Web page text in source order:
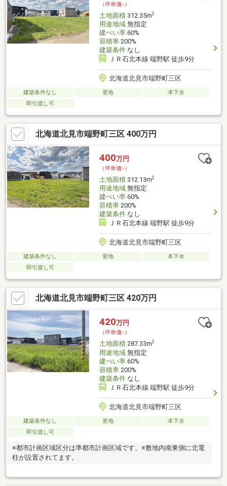
（坪単価:-）
土地面積312.35m2
用途地域無指定
建ぺい率60%
容積率200%
建築条件なし
ＪＲ石北本線 端野駅 徒歩9分
北海道北見市端野町三区
建築条件なし 更地
本下水
即引渡し可
北海道北見市端野町三区 400万円
400万円
（坪単価:-）
土地面積312.13m2
用途地域無指定
建ぺい率60%
容積率200%
建築条件なし
ＪＲ石北本線 端野駅 徒歩9分
北海道北見市端野町三区
建築条件なし 更地
本下水
即引渡し可
北海道北見市端野町三区 420万円
420万円
（坪単価:-）
土地面積287.33m2
用途地域無指定
建ぺい率60%
容積率200%
建築条件なし
ＪＲ石北本線 端野駅 徒歩9分
北海道北見市端野町三区
建築条件なし 更地
本下水
即引渡し可
※都市計画区域区分は準都市計画区域です。※敷地内南東側に北電
柱が設置されてます。